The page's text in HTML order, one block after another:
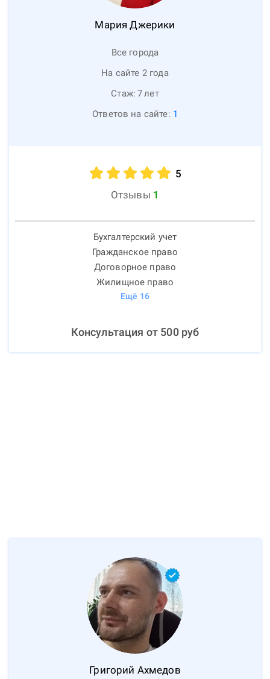
Мария Джерики
Все города
На сайте 2 года
Стаж: 7лет
Ответов на сайте: 1
5
Отзывы 1
Бухгалтерский учет
Гражданское право
Договорное право
Жилищное право
Ещё 16
Консультация от 500руб
Григорий Ахмедов